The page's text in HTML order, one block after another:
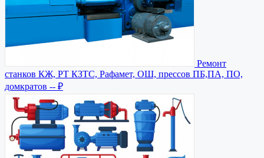
Ремонт
станков КЖ, РТ КЗТС, Рафамет, ОШ, прессов ПБ,ПА, ПО,
домкратов -- ₽